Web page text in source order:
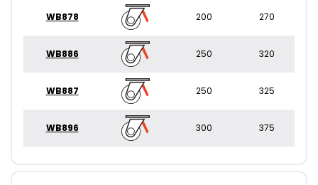
WB878 200 270
WB886 250 320
WB887 250 325
WB896 300 375